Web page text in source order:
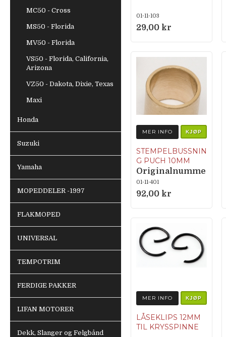
MC50 - Cross
MS50 - Florida
MV50 - Florida
VS50 - Florida, California,
Arizona
VZ50 - Dakota, Dixie, Texas
Maxi
Honda
Suzuki
Yamaha
MOPEDDELER -1997
FLAKMOPED
UNIVERSAL
TEMPOTRIM
FERDIGE PAKKER
LIFAN MOTORER
Dekk, Slanger og Felgbånd
01-11-103
29,00 kr
MER INFO KJØP
STEMPELBUSSNIN
G PUCH 10MM
Originalnumme
r 050.1052
01-11-401
92,00 kr
MER INFO KJØP
LÅSEKLIPS 12MM
TIL KRYSSPINNE